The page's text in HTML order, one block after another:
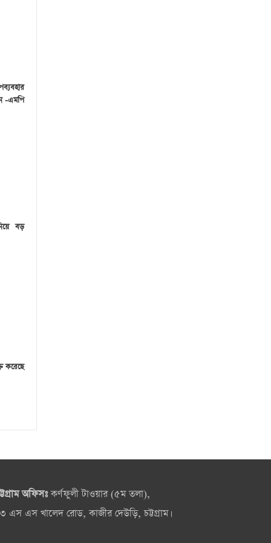
-এমপি
বড়
করেছে
অফিসঃকর্ণফুলী টাওয়ার (৫ম তলা),
এস এস খালেদ রোড, কাজীর দেউড়ি, চট্টগ্রাম।